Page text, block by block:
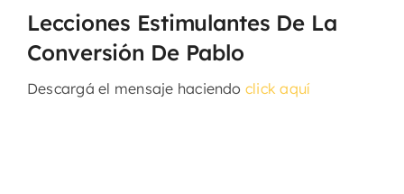
Lecciones Estimulantes De La
Conversión De Pablo
Descargá el mensaje haciendo click aquí